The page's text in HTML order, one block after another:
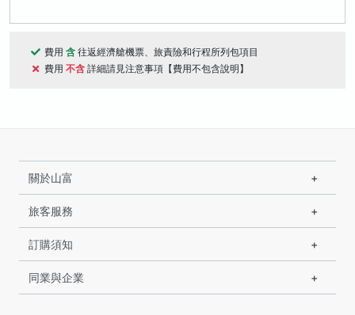
費用 含 往返經濟艙機票、旅責險和行程所列包項目
費用 不含 詳細請見注意事項【費用不包含說明】
關於山富
旅客服務
訂購須知
同業與企業